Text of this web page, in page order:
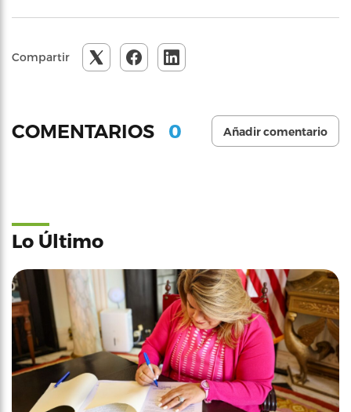
Compartir
COMENTARIOS 0 Añadir comentario
Lo Último